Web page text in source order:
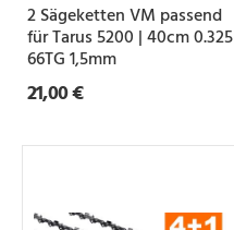
2 Sägeketten VM passend
für Tarus 5200 | 40cm 0.325
66TG 1,5mm
21,00 €